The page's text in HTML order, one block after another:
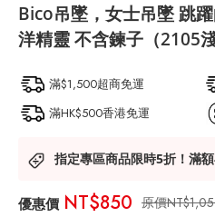
Bico吊墜，女士吊墜 跳
洋精靈 不含鍊子（2105淺
滿$1,500超商免運
滿HK$500香港免運
指定專區商品限時5折！滿額
NT$850